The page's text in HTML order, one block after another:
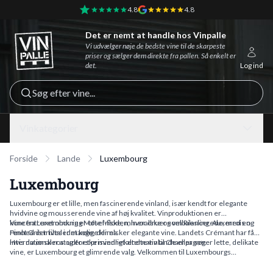
4.8 4.8
Vinpalle - Forside
Log ind
Det er nemt at handle hos Vinpalle
Vi udvælger nøje de bedste vine til de skarpeste
priser og sælger dem direkte fra pallen. Så enkelt er
det.
Søg efter vine...
Forside Lande Luxembourg
Luxembourg
Luxembourg er et lille, men fascinerende vinland, især kendt for elegante
hvidvine og mousserende vine af høj kvalitet. Vinproduktionen er
koncentreret omkring Mosel-floden, hvor druer som Riesling, Auxerrois og
Pinot Gris trives i det kølige klima.
Vine fra Luxembourg er ofte friske, mineralske og velbalancerede, med en
renhed der tiltaler mange, der elsker elegante vine. Landets Crémant har fået
international ros og er et prisvenligt alternativ til Champagne.
Hvis du ønsker at udforske mindre kendte vinlande eller søger lette, delikate
vine, er Luxembourg et glimrende valg. Velkommen til Luxembourgs